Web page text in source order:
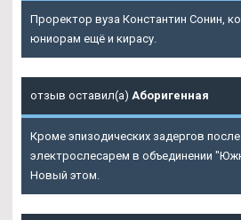
Проректор вуза Константин Сонин,
юниорам ещё и кирасу.
отзыв оставил(а) Аборигенная
Кроме эпизодических задергов
электрослесарем в объединении
Новый этом.